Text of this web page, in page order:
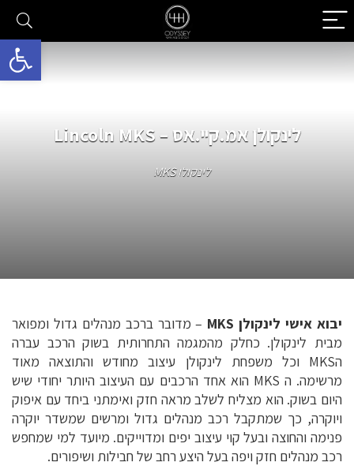
פתח
לינקולן אמ.קיי.אס – Lincoln MKS
לינקולן MKS
יבוא אישי לינקולן MKS
– מדובר ברכב מנהלים גדול ומפואר
מבית לינקולן. כחלק מהמגמה התחרותית בשוק הרכב עברה
הMKS וכל משפחת לינקולן עיצוב מחודש והתוצאה מאוד
מרשימה. ה MKS הוא אחד הרכבים עם העיצוב היותר יחודי שיש
היום בשוק. הוא מצליח לשלב מראה חזק ואימתני ביחד עם איפוק
ויוקרה, כך שמתקבל רכב מנהלים גדול ומרשים שמשדר יוקרה
פנימה והחוצה ובעל קוי עיצוב יפים ומדוייקים. מיועד למי שמחפש
רכב מנהלים חזק ויפה בעל היצע רחב של חבילות ושיפורים.